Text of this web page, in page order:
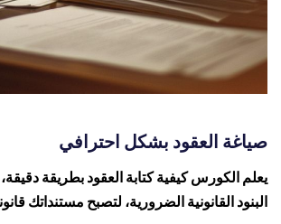
صياغة العقود بشكل احترافي
يعلم الكورس كيفية كتابة العقود بطريقة
البنود القانونية الضرورية، لتصبح مستنداتك